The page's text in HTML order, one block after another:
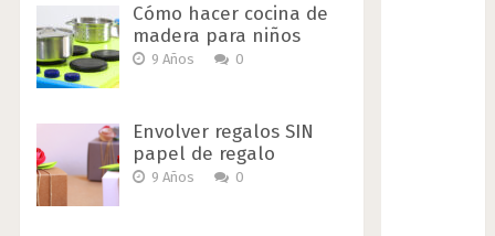
Cómo hacer cocina de
madera para niños
9 Años 0
Envolver regalos SIN
papel de regalo
9 Años 0